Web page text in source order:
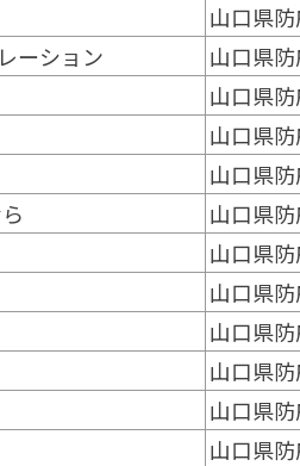
山口県
ーション
山口県
山口県
山口県
山口県
山口県
山口県
山口県
山口県
山口県
山口県
山口県